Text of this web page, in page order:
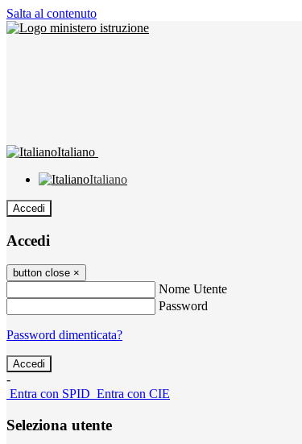
Salta al contenuto
Italiano
Italiano
Accedi
Accedi
button close ×
Nome Utente
Password
Password dimenticata?
-
Entra con SPID Entra con CIE
Seleziona utente